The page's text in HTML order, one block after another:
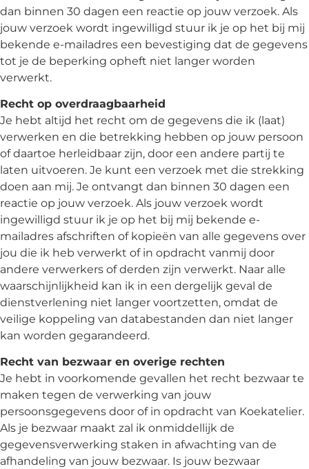
dan binnen 30 dagen een reactie op jouw verzoek. Als
jouw verzoek wordt ingewilligd stuur ik je op het bij mij
bekende e-mailadres een bevestiging dat de gegevens
tot je de beperking opheft niet langer worden
verwerkt.
Recht op overdraagbaarheid
Je hebt altijd het recht om de gegevens die ik (laat)
verwerken en die betrekking hebben op jouw persoon
of daartoe herleidbaar zijn, door een andere partij te
laten uitvoeren. Je kunt een verzoek met die strekking
doen aan mij. Je ontvangt dan binnen 30 dagen een
reactie op jouw verzoek. Als jouw verzoek wordt
ingewilligd stuur ik je op het bij mij bekende e-
mailadres afschriften of kopieën van alle gegevens over
jou die ik heb verwerkt of in opdracht vanmij door
andere verwerkers of derden zijn verwerkt. Naar alle
waarschijnlijkheid kan ik in een dergelijk geval de
dienstverlening niet langer voortzetten, omdat de
veilige koppeling van databestanden dan niet langer
kan worden gegarandeerd.
Recht van bezwaar en overige rechten
Je hebt in voorkomende gevallen het recht bezwaar te
maken tegen de verwerking van jouw
persoonsgegevens door of in opdracht van Koekatelier.
Als je bezwaar maakt zal ik onmiddellijk de
gegevensverwerking staken in afwachting van de
afhandeling van jouw bezwaar. Is jouw bezwaar